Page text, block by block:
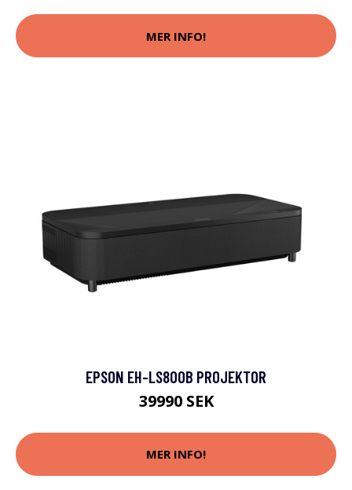
MER INFO!
EPSON EH-LS800B PROJEKTOR
39990 SEK
MER INFO!